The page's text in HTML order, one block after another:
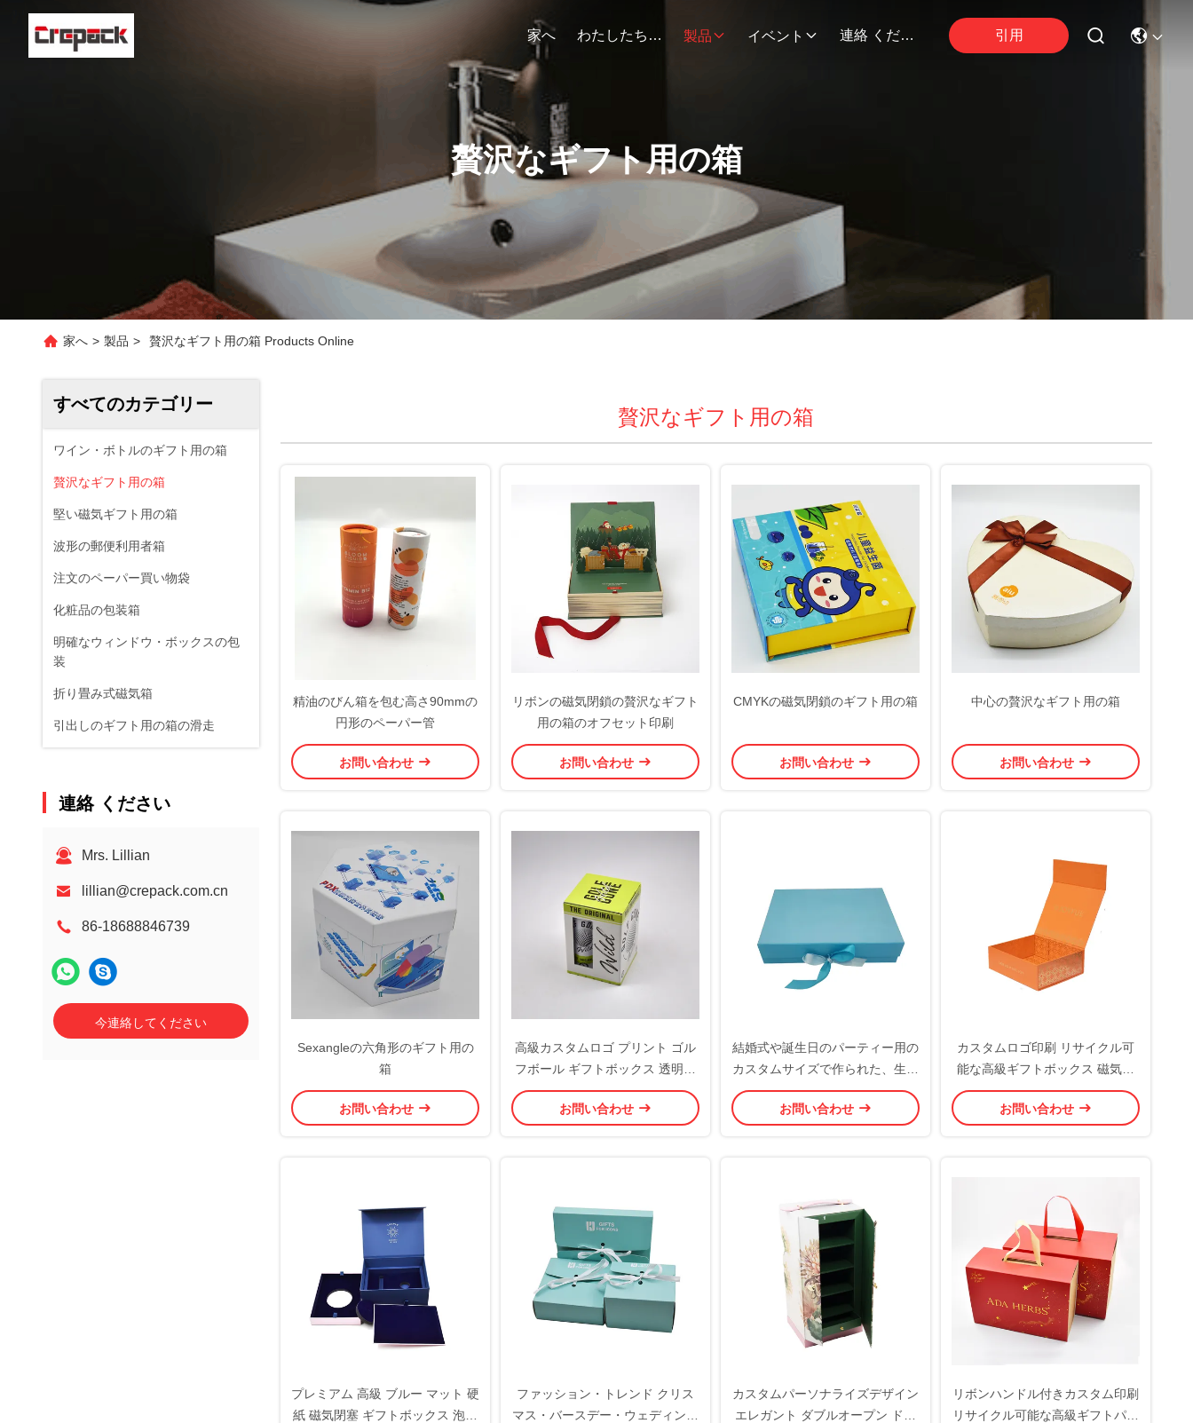
家へ わたしたち に つい て 製品 イベント 連絡 ください 引用
贅沢なギフト用の箱
家へ > 製品 > 贅沢なギフト用の箱 Products Online
すべてのカテゴリー
ワイン・ボトルのギフト用の箱
贅沢なギフト用の箱
堅い磁気ギフト用の箱
波形の郵便利用者箱
注文のペーパー買い物袋
化粧品の包装箱
明確なウィンドウ・ボックスの包
装
折り畳み式磁気箱
引出しのギフト用の箱の滑走
連絡 ください
Mrs. Lillian
lillian@crepack.com.cn
86-18688846739
今連絡してください
贅沢なギフト用の箱
精油のびん箱を包む高さ90mmの
円形のペーパー管
お問い合わせ
リボンの磁気閉鎖の贅沢なギフト
用の箱のオフセット印刷
お問い合わせ
CMYKの磁気閉鎖のギフト用の箱
お問い合わせ
中心の贅沢なギフト用の箱
お問い合わせ
Sexangleの六角形のギフト用の
箱
お問い合わせ
高級カスタムロゴ プリント ゴル
フボール ギフトボックス 透明窓
とリサイクル紙箱 ファッション
トレンドパッケージング
お問い合わせ
結婚式や誕生日のパーティー用の
カスタムサイズで作られた、生分
解性の手作り高級ギフトボックス
お問い合わせ
カスタムロゴ印刷 リサイクル可
能な高級ギフトボックス 磁気閉
塞とゴールドスタンプ
お問い合わせ
プレミアム 高級 ブルー マット 硬
紙 磁気閉塞 ギフトボックス 泡入
ファッション・トレンド クリス
マス・バースデー・ウェディング
カスタムパーソナライズデザイン
エレガント ダブルオープン ドア
リボンハンドル付きカスタム印刷
リサイクル可能な高級ギフトパッ